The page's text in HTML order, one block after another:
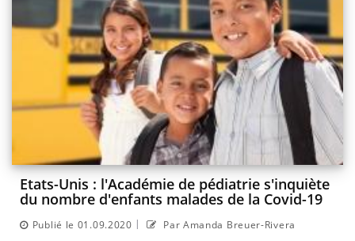
Etats-Unis : l'Académie de pédiatrie s'inquiète
du nombre d'enfants malades de la Covid-19
Publié le 01.09.2020 | Par Amanda Breuer-Rivera